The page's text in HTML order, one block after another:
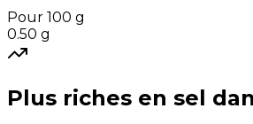
Pour 100 g
0.50 g
Plus riches en sel